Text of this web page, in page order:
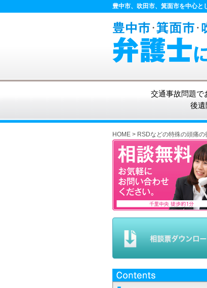
豊中市、吹田市、箕面市を中心と
交通事故問題で
後遺
HOME > RSDなどの特殊の頭痛の